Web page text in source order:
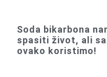
Soda bikarbona
spasiti život, ali
ovako koristimo!